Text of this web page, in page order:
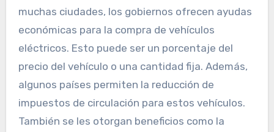
muchas ciudades, los gobiernos ofrecen ayudas
económicas para la compra de vehículos
eléctricos. Esto puede ser un porcentaje del
precio del vehículo o una cantidad fija. Además,
algunos países permiten la reducción de
impuestos de circulación para estos vehículos.
También se les otorgan beneficios como la